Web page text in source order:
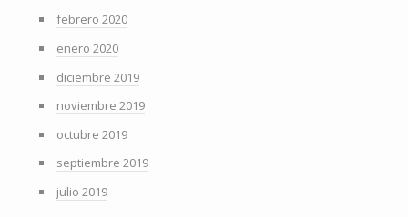
febrero 2020
enero 2020
diciembre 2019
noviembre 2019
octubre 2019
septiembre 2019
julio 2019